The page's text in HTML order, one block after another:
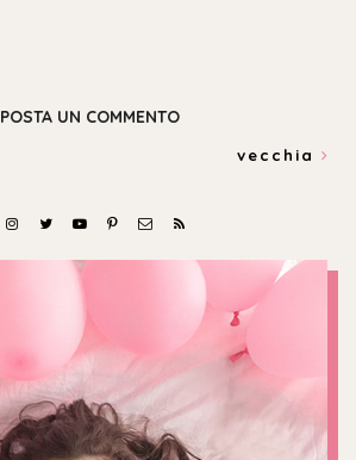
POSTA UN COMMENTO
vecchia